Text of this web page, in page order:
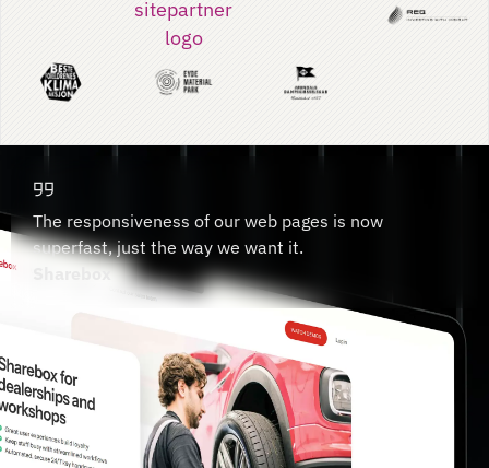
The responsiveness of our web pages is now
superfast, just the way we want it.
Sharebox